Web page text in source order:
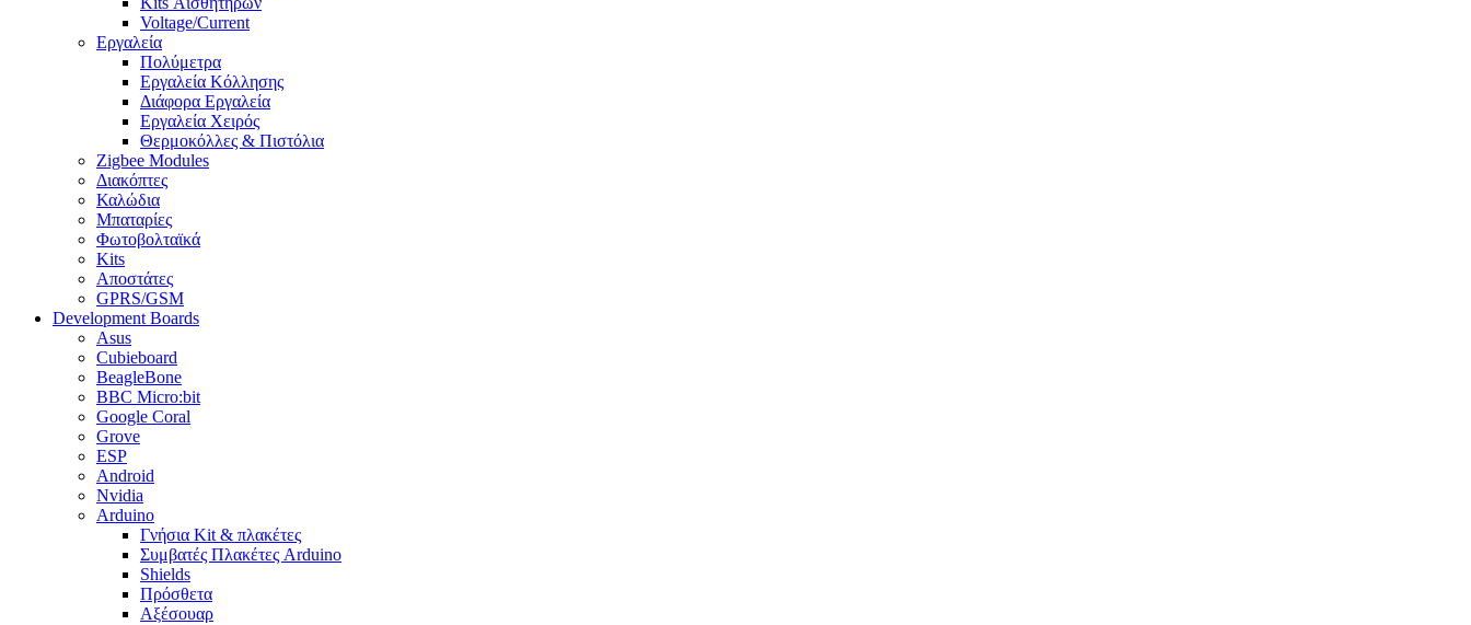
Voltage/Current
Εργαλεία
Πολύμετρα
Εργαλεία Κόλλησης
Διάφορα Εργαλεία
Εργαλεία Χειρός
Θερμοκόλλες & Πιστόλια
Zigbee Modules
Διακόπτες
Καλώδια
Μπαταρίες
Φωτοβολταϊκά
Kits
Αποστάτες
GPRS/GSM
Development Boards
Asus
Cubieboard
BeagleBone
BBC Micro:bit
Google Coral
Grove
ESP
Android
Nvidia
Arduino
Γνήσια Kit & πλακέτες
Συμβατές Πλακέτες Arduino
Shields
Πρόσθετα
Αξέσουαρ